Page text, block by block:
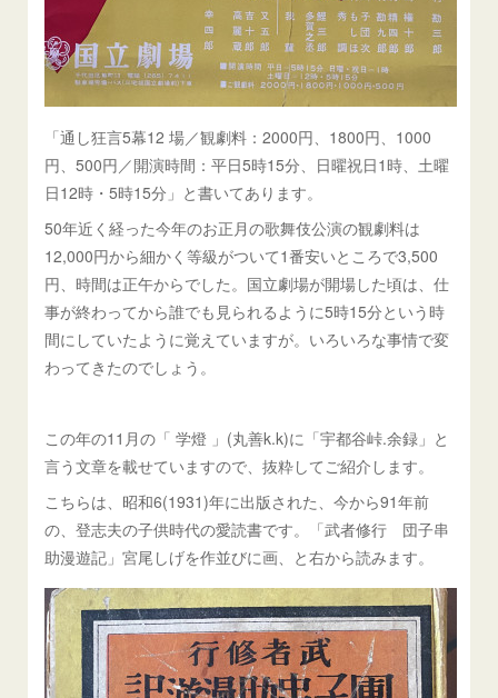
「通し狂言5幕12 場／観劇料：2000円、1800円、1000
円、500円／開演時間：平日5時15分、日曜祝日1時、土曜
日12時・5時15分」と書いてあります。
50年近く経った今年のお正月の歌舞伎公演の観劇料は
12,000円から細かく等級がついて1番安いところで3,500
円、時間は正午からでした。国立劇場が開場した頃は、仕
事が終わってから誰でも見られるように5時15分という時
間にしていたように覚えていますが。いろいろな事情で変
わってきたのでしょう。
この年の11月の「 学燈 」(丸善k.k)に「宇都谷峠.余録」と
言う文章を載せていますので、抜粋してご紹介します。
こちらは、昭和6(1931)年に出版された、今から91年前
の、登志夫の子供時代の愛読書です。「武者修行 団子串
助漫遊記」宮尾しげを作並びに画、と右から読みます。